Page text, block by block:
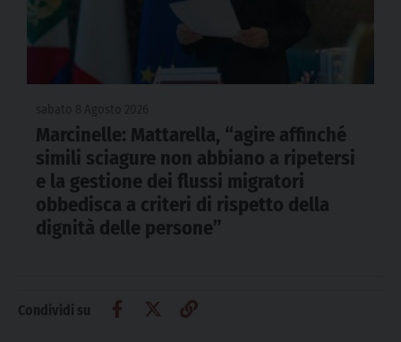
Marcinelle: Mattarella, “agire affinché
simili sciagure non abbiano a ripetersi
e la gestione dei flussi migratori
obbedisca a criteri di rispetto della
dignità delle persone”
Condividi su